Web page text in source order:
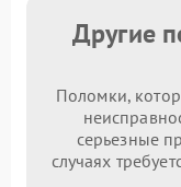
Другие
Поломки,
серьезные
случаях